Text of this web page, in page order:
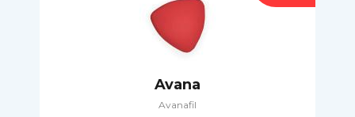
Avana
Avanafil